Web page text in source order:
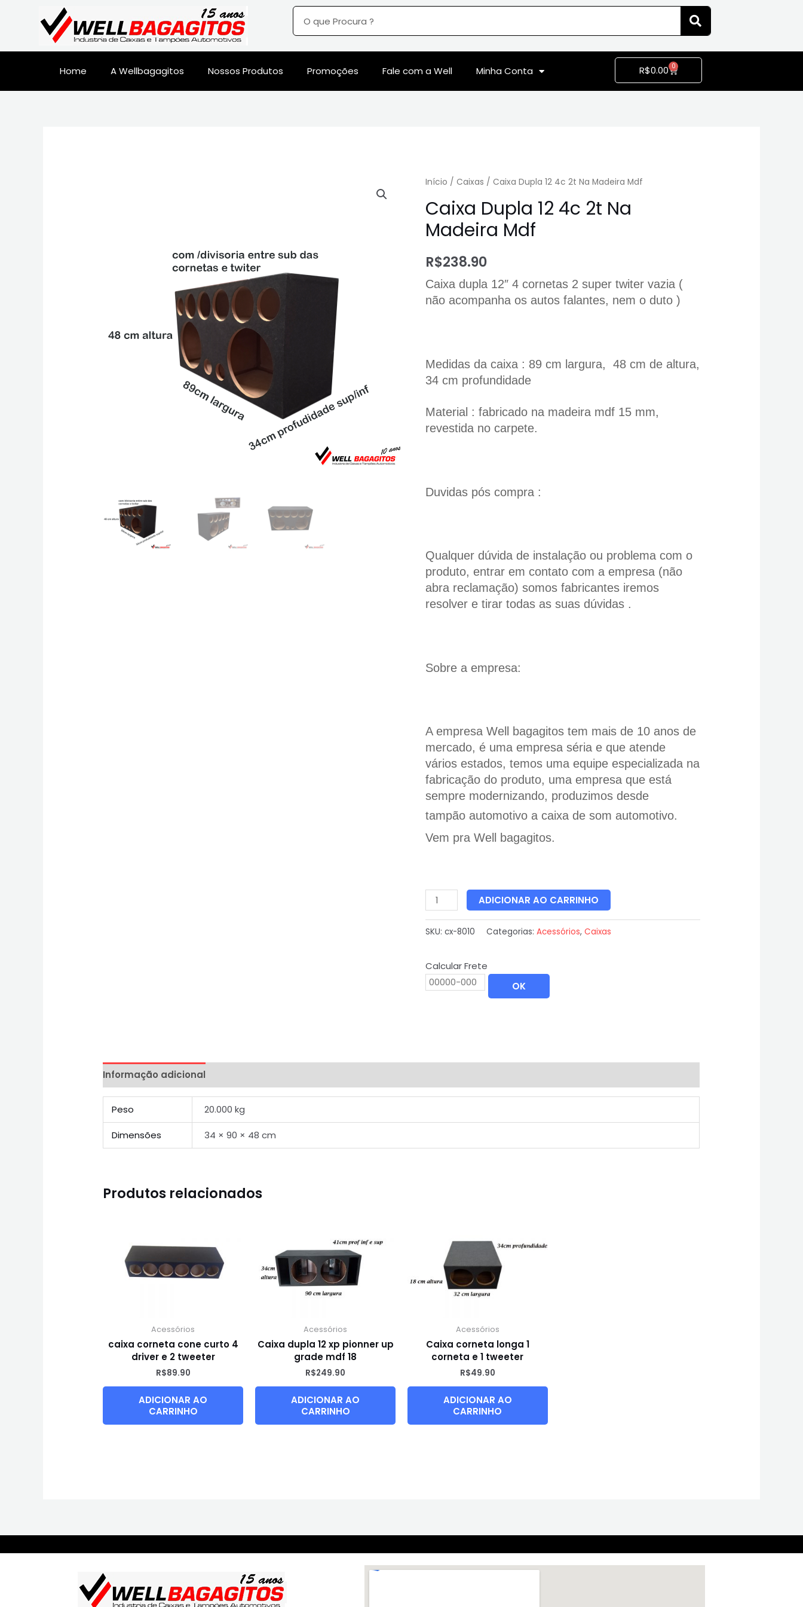
Home A Wellbagagitos Nossos Produtos Promoções Fale com a Well Minha Conta R$0.00 0
Início / Caixas / Caixa Dupla 12 4c 2t Na Madeira Mdf
Caixa Dupla 12 4c 2t Na
Madeira Mdf
R$238.90
Caixa dupla 12″ 4 cornetas 2 super twiter vazia (
não acompanha os autos falantes, nem o duto )
Medidas da caixa : 89 cm largura, 48 cm de altura,
34 cm profundidade
Material : fabricado na madeira mdf 15 mm,
revestida no carpete.
Duvidas pós compra :
Qualquer dúvida de instalação ou problema com o
produto, entrar em contato com a empresa (não
abra reclamação) somos fabricantes iremos
resolver e tirar todas as suas dúvidas .
Sobre a empresa:
A empresa Well bagagitos tem mais de 10 anos de
mercado, é uma empresa séria e que atende
vários estados, temos uma equipe especializada na
fabricação do produto, uma empresa que está
sempre modernizando, produzimos desde
tampão automotivo a caixa de som automotivo.
Vem pra Well bagagitos.
ADICIONAR AO CARRINHO
SKU: cx-8010 Categorias: Acessórios, Caixas
Calcular Frete
OK
Informação adicional
Peso 20.000 kg
Dimensões 34 × 90 × 48 cm
Produtos relacionados
Acessórios
caixa corneta cone curto 4
driver e 2 tweeter
R$89.90
ADICIONAR AO
CARRINHO
Acessórios
Caixa dupla 12 xp pionner up
grade mdf 18
R$249.90
ADICIONAR AO
CARRINHO
Acessórios
Caixa corneta longa 1
corneta e 1 tweeter
R$49.90
ADICIONAR AO
CARRINHO